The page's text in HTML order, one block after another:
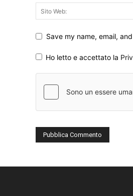
Save my name, email,
Ho letto e accettato la